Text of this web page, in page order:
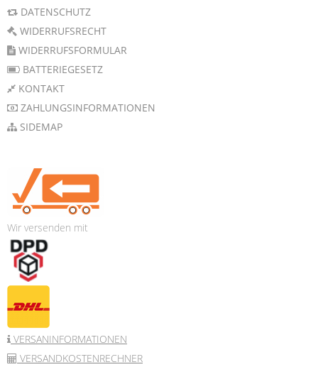
DATENSCHUTZ
WIDERRUFSRECHT
WIDERRUFSFORMULAR
BATTERIEGESETZ
KONTAKT
ZAHLUNGSINFORMATIONEN
SIDEMAP
Wir versenden mit
VERSANINFORMATIONEN
VERSANDKOSTENRECHNER